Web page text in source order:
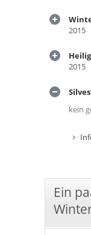
2015
2015
kein
Ein